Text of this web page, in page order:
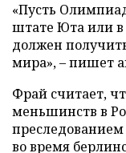
«Пусть
штате Юта или
должен
мира», – пишет
Фрай считает,
меньшинств в
преследованием
во время